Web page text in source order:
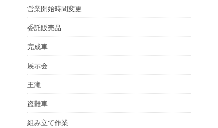
営業開始時間変更
委託販売品
完成車
展示会
王滝
盗難車
組み立て作業